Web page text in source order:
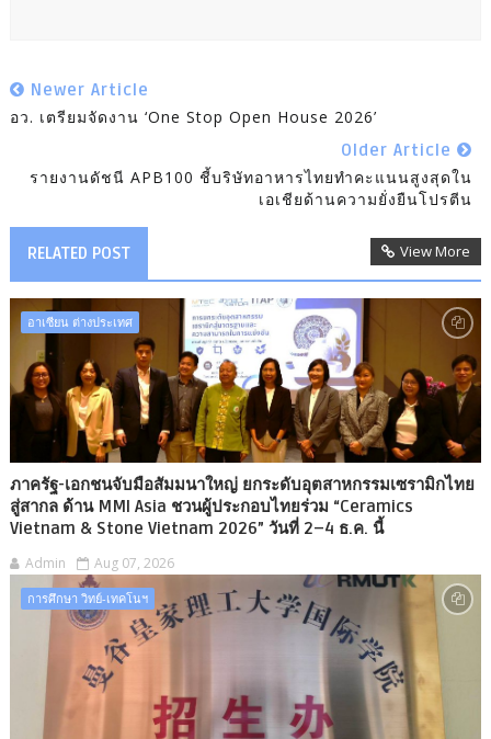
Newer Article
อว. เตรียมจัดงาน ‘One Stop Open House 2026’
Older Article
รายงานดัชนี APB100 ชี้บริษัทอาหารไทยทำคะแนนสูงสุดใน
เอเชียด้านความยั่งยืนโปรตีน
RELATED POST View More
อาเซียน ต่างประเทศ
ภาครัฐ-เอกชนจับมือสัมมนาใหญ่ ยกระดับอุตสาหกรรมเซรามิกไทย
สู่สากล ด้าน MMI Asia ชวนผู้ประกอบไทยร่วม “Ceramics
Vietnam & Stone Vietnam 2026” วันที่ 2–4 ธ.ค. นี้
Admin Aug 07, 2026
การศึกษา วิทย์-เทคโนฯ